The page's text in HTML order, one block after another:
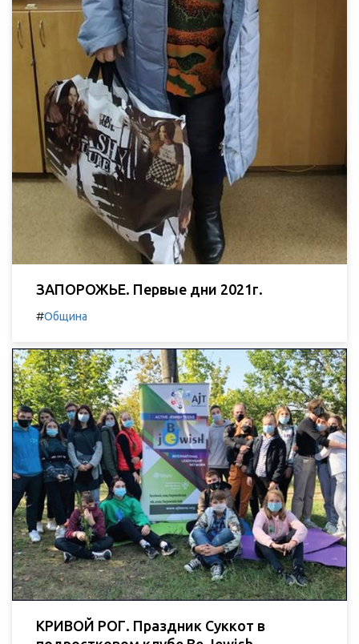
ЗАПОРОЖЬЕ. Первые дни 2021г.
#Община
КРИВОЙ РОГ. Праздник Суккот в